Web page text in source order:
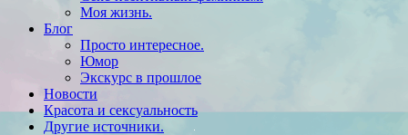
Моя жизнь.
Блог
Просто интересное.
Юмор
Экскурс в прошлое
Новости
Красота и сексуальность
Другие источники.